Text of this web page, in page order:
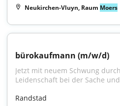
Neukirchen-Vluyn, Raum Moers
bürokaufmann (m/w/d)
Jetzt mit neuem Schwung
Leidenschaft bei der Sache
Randstad